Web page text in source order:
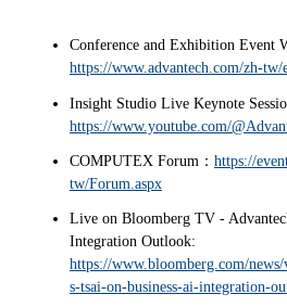
Conference and Exhibition Event
https://www.advantech.com/zh-tw/
Insight Studio Live Keynote
https://www.youtube.com/
COMPUTEX Forum： https://
tw/Forum.aspx
Live on Bloomberg TV -
Integration Outlook:
https://www.bloomberg.com/
s-tsai-on-business-ai-integration-